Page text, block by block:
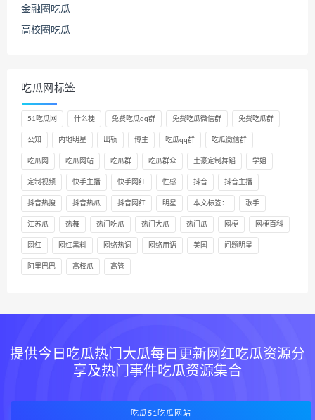
金融圈吃瓜
高校圈吃瓜
吃瓜网标签
51吃瓜网 什么梗 免费吃瓜qq群 免费吃瓜微信群 免费吃瓜群
公知 内地明星 出轨 博主 吃瓜qq群 吃瓜微信群
吃瓜网 吃瓜网站 吃瓜群 吃瓜群众 土豪定制舞蹈 学姐
定制视频 快手主播 快手网红 性感 抖音 抖音主播
抖音热搜 抖音热瓜 抖音网红 明星 本文标签： 歌手
江苏瓜 热舞 热门吃瓜 热门大瓜 热门瓜 网梗 网梗百科
网红 网红黑料 网络热词 网络用语 美国 问题明星
阿里巴巴 高校瓜 高管
提供今日吃瓜热门大瓜每日更新网红吃瓜资源分
享及热门事件吃瓜资源集合
吃瓜51吃瓜网站